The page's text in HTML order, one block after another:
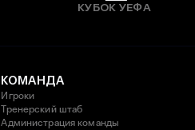
КУБОК УЕФА
КОМАНДА
Игроки
Тренерский штаб
Администрация команды